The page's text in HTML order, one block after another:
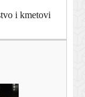
i kmetovi